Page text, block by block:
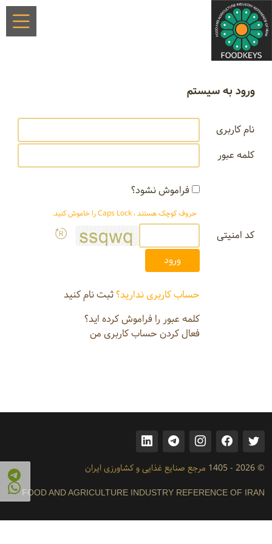
ورود به سیستم
نام کاربری
کلمه عبور
فراموش نشود؟
حروف کوچک هستند ، Caps Lock را خاموش کنید.
کد امنیتی
حساب کاربری ندارید؟ثبت نام کنید
کلمه عبور را فراموش کرده اید؟
فعال کردن حساب کاربری من
© 2026 - 1405 مرجع صنایع غذایی و کشاورزی ایران
FOOD AND AGRICULTURE INDUSTRY REFERENCE OF IRAN